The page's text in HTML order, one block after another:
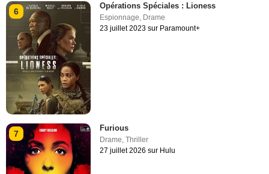
6
Opérations Spéciales : Lioness
Espionnage, Drame
23 juillet 2023 sur Paramount+
7
Furious
Drame,Thriller
27 juillet 2026 sur Hulu